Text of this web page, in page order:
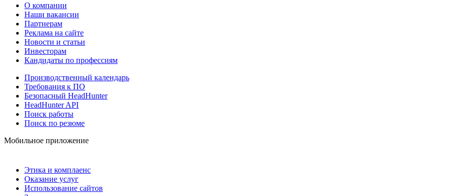
О компании
Наши вакансии
Партнерам
Реклама на сайте
Новости и статьи
Инвесторам
Кандидаты по профессиям
Производственный календарь
Требования к ПО
Безопасный HeadHunter
HeadHunter API
Поиск работы
Поиск по резюме
Мобильное приложение
Этика и комплаенс
Оказание услуг
Использование сайтов